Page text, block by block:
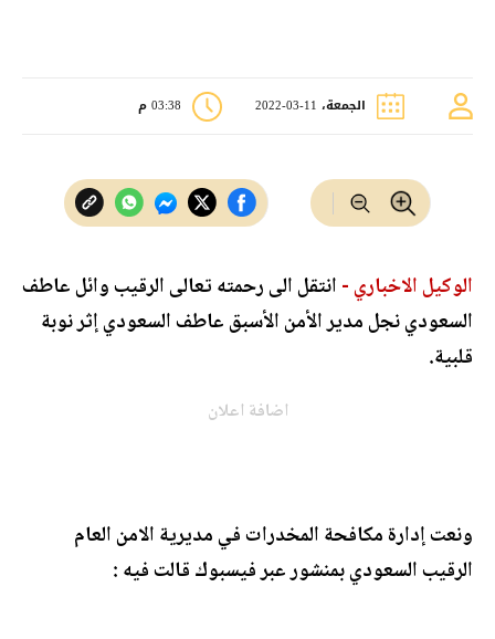
الجمعة، 11-03-2022 03:38 م
الوكيل الاخباري -انتقل الى رحمته تعالى الرقيب وائل عاطف
السعودي نجل مدير الأمن الأسبق عاطف السعودي إثر نوبة
قلبية.
اضافة اعلان
ونعت إدارة مكافحة المخدرات في مديرية الامن العام
الرقيب السعودي بمنشور عبر فيسبوك قالت فيه :